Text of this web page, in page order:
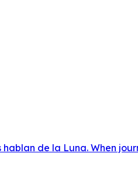
de la Luna. When